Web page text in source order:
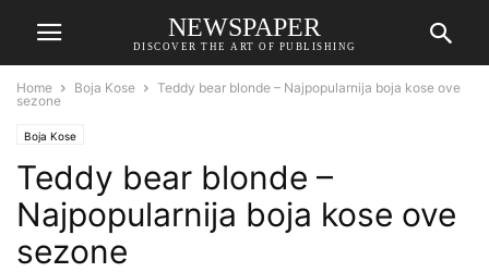
NEWSPAPER
DISCOVER THE ART OF PUBLISHING
Home Boja Kose
Teddy bear blonde – Najpopularnija boja kose ove
sezone
Boja Kose
Teddy bear blonde –
Najpopularnija boja kose ove
sezone